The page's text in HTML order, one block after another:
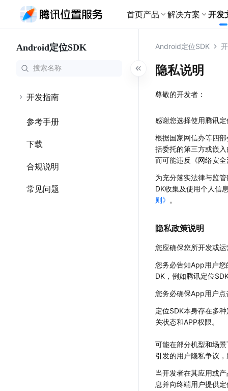
首页产品
快速集成你想要的地图产品
修改地图的呈现样式
利用地图进行数据可视化
室内外一体化能力
海外位置服务
提供全球范围内LBS服务
结合自有数据开发专用地图
上传管理轨迹数据
工具
解决方案
物流
出行
网约车全流程
个性化定制文
零售
为新零售行业
为大型室内场
开发
开发文档广场
全景展示各产品开发指南、接
口文档，助您快速接入腾讯位
地
轨迹云
地点云
鸿
Android定位SDK
开发指南
参考手册
下载
合规说明
常见问题
Android定位SDK
隐私说明
尊敬的开发者：
感谢您选择使用腾讯
根据国家网信办等四
括委托的第三方或嵌
而可能违反《网络安
为充分落实法律与监
DK收集及使用个人信
则》 。
隐私政策说明
您应确保您所开发或
您务必告知App用户
DK，例如腾讯定位
您务必确保App用户
定位SDK本身存在多
关状态和APP权限。
可能在部分机型和场
引发的用户隐私争议
当开发者在其应用或
息并向终端用户提供